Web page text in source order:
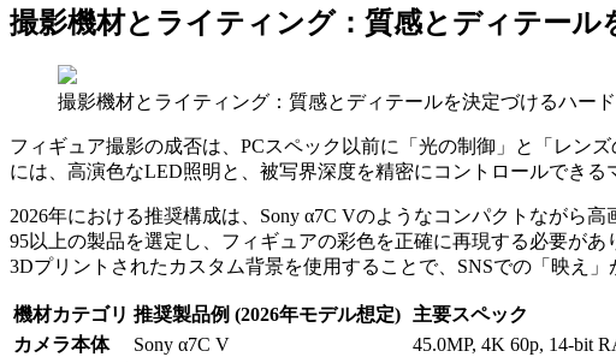
撮影機材とライティング：質感とディテー
撮影機材とライティング：質感とディテールを決定づけるハー
フィギュア撮影の成否は、PCスペック以前に「光の制御」と「レン
には、高演色なLED照明と、被写界深度を精密にコントロールできる
2026年における推奨構成は、Sony α7C Vのようなコンパクトながら
95以上の製品を選定し、フィギュアの彩色を正確に再現する必要が
3Dプリントされたカスタム背景を使用することで、SNSでの「映え」
機材カテゴリ 推奨製品例 (2026年モデル想定) 主要スペック
カメラ本体
Sony α7C V 45.0MP, 4K 60p, 14-bit